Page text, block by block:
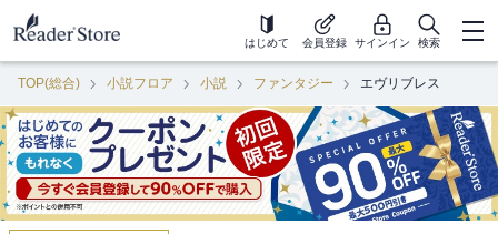
はじめて 会員登録 サインイン 検索
TOP(総合) 小説フロア 小説 ファンタジー エヴリブレス